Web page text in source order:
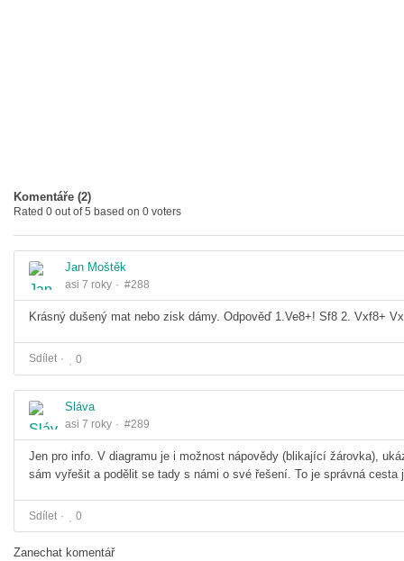
Komentáře (2)
Rated 0 out of 5 based on 0 voters
Jan Moštěk
asi 7 roky #288
Krásný dušený mat nebo zisk dámy. Odpověď 1.Ve8+! Sf8 2. Vxf8+
Sdílet 0
Sláva
asi 7 roky #289
Jen pro info. V diagramu je i možnost nápovědy (blikající žárovka),
sám vyřešit a podělit se tady s námi o své řešení. To je správná
Sdílet 0
Zanechat komentář